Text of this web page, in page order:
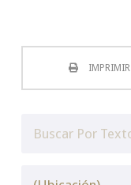
IMPRIMIR